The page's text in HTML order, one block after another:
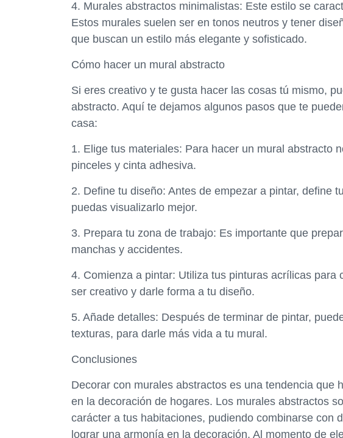
4. Murales abstractos minimalistas: Este estilo se
Estos murales suelen ser en tonos neutros y tener
que buscan un estilo más elegante y sofisticado.
Cómo hacer un mural abstracto
Si eres creativo y te gusta hacer las cosas tú mismo,
abstracto. Aquí te dejamos algunos pasos que te
casa:
1. Elige tus materiales: Para hacer un mural abstracto
pinceles y cinta adhesiva.
2. Define tu diseño: Antes de empezar a pintar, define
puedas visualizarlo mejor.
3. Prepara tu zona de trabajo: Es importante que
manchas y accidentes.
4. Comienza a pintar: Utiliza tus pinturas acrílicas para
ser creativo y darle forma a tu diseño.
5. Añade detalles: Después de terminar de pintar,
texturas, para darle más vida a tu mural.
Conclusiones
Decorar con murales abstractos es una tendencia que
en la decoración de hogares. Los murales abstractos
carácter a tus habitaciones, pudiendo combinarse con
lograr una armonía en la decoración. Al momento de